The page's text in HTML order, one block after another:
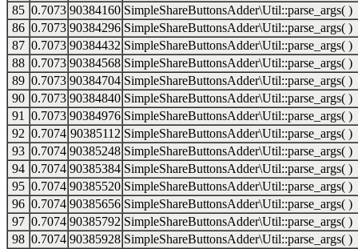
85 0.7073 90384160 SimpleShareButtonsAdder\Util::parse_args( )
86 0.7073 90384296 SimpleShareButtonsAdder\Util::parse_args( )
87 0.7073 90384432 SimpleShareButtonsAdder\Util::parse_args( )
88 0.7073 90384568 SimpleShareButtonsAdder\Util::parse_args( )
89 0.7073 90384704 SimpleShareButtonsAdder\Util::parse_args( )
90 0.7073 90384840 SimpleShareButtonsAdder\Util::parse_args( )
91
0.7073 90384976 SimpleShareButtonsAdder\Util::parse_args( )
92 0.7074 90385112 SimpleShareButtonsAdder\Util::parse_args( )
93 0.7074 90385248 SimpleShareButtonsAdder\Util::parse_args( )
94 0.7074 90385384 SimpleShareButtonsAdder\Util::parse_args( )
95 0.7074 90385520 SimpleShareButtonsAdder\Util::parse_args( )
96 0.7074 90385656 SimpleShareButtonsAdder\Util::parse_args( )
97 0.7074 90385792 SimpleShareButtonsAdder\Util::parse_args( )
98 0.7074 90385928 SimpleShareButtonsAdder\Util::parse_args( )